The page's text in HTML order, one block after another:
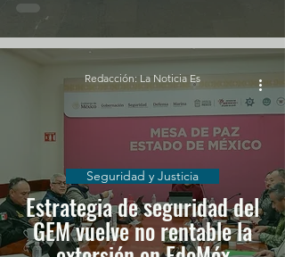
Estrategia de seguridad del
GEM vuelve no rentable la
Seguridad y Justicia
Redacción: La Noticia Es